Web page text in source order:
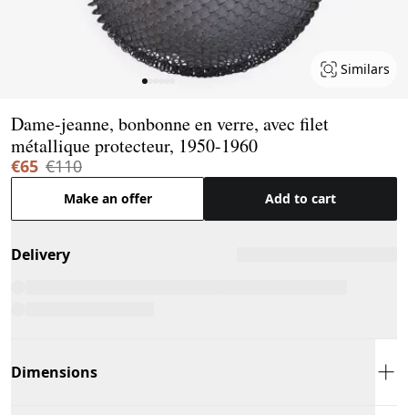
Similars
Dame-jeanne, bonbonne en verre, avec filet
métallique protecteur, 1950-1960
€65 €110
Make an offer Add to cart
Delivery
Dimensions